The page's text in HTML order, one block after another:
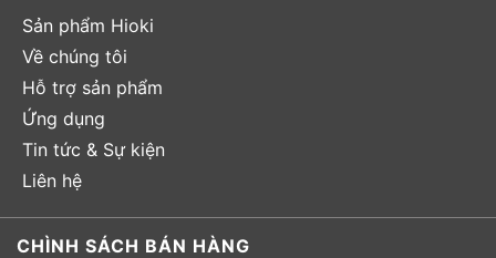
Sản phẩm Hioki
Về chúng tôi
Hỗ trợ sản phẩm
Ứng dụng
Tin tức & Sự kiện
Liên hệ
CHÌNH SÁCH BÁN HÀNG